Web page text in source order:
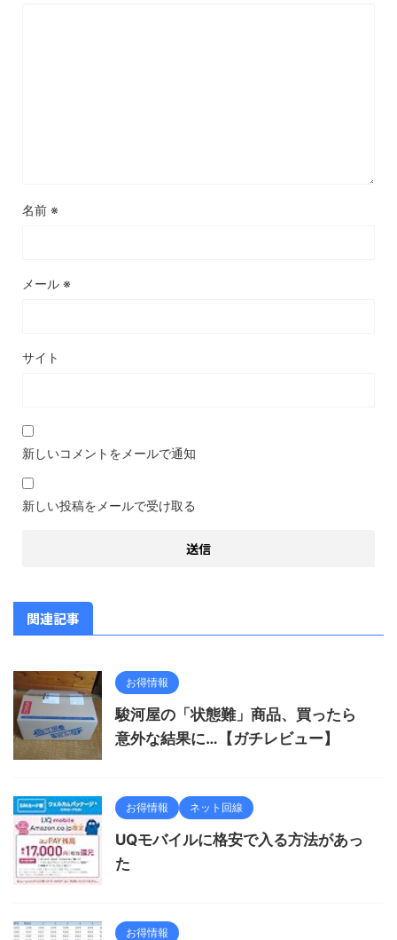
名前 ※
メール ※
サイト
新しいコメントをメールで通知
新しい投稿をメールで受け取る
関連記事
お得情報
駿河屋の「状態難」商品、買ったら
意外な結果に…【ガチレビュー】
お得情報 ネット回線
UQモバイルに格安で入る方法があっ
た
お得情報